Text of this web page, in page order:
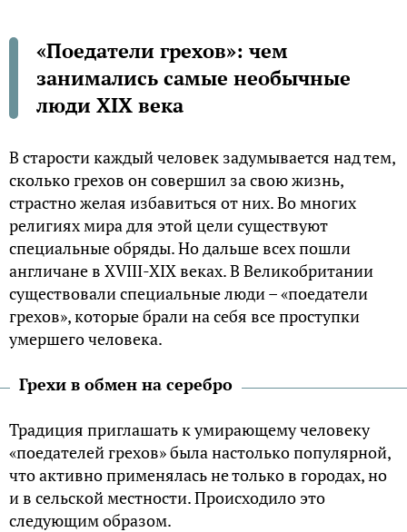
«Поедатели грехов»: чем
занимались самые необычные
люди XIX века
В старости каждый человек задумывается над тем,
сколько грехов он совершил за свою жизнь,
страстно желая избавиться от них. Во многих
религиях мира для этой цели существуют
специальные обряды. Но дальше всех пошли
англичане в XVIII-XIX веках. В Великобритании
существовали специальные люди – «поедатели
грехов», которые брали на себя все проступки
умершего человека.
Грехи в обмен на серебро
Традиция приглашать к умирающему человеку
«поедателей грехов» была настолько популярной,
что активно применялась не только в городах, но
и в сельской местности. Происходило это
следующим образом.